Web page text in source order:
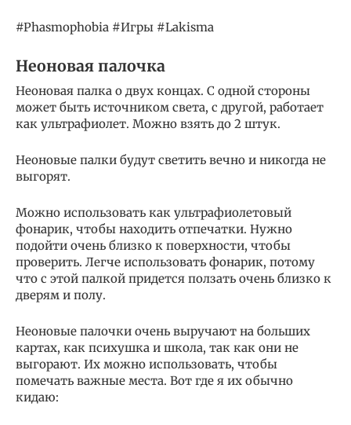
#Phasmophobia #Игры #Lakisma
Неоновая палочка
Неоновая палка о двух концах. С одной стороны
может быть источником света, с другой, работает
как ультрафиолет. Можно взять до 2 штук.
Неоновые палки будут светить вечно и никогда не
выгорят.
Можно использовать как ультрафиолетовый
фонарик, чтобы находить отпечатки. Нужно
подойти очень близко к поверхности, чтобы
проверить. Легче использовать фонарик, потому
что с этой палкой придется ползать очень близко к
дверям и полу.
Неоновые палочки очень выручают на больших
картах, как психушка и школа, так как они не
выгорают. Их можно использовать, чтобы
помечать важные места. Вот где я их обычно
кидаю: